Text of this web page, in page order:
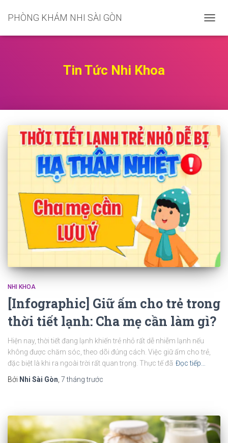
PHÒNG KHÁM NHI SÀI GÒN
ĐỔI
Tin Tức Nhi Khoa
NHI KHOA
[Infographic] Giữ ấm cho trẻ trong
thời tiết lạnh: Cha mẹ cần làm gì?
Hiện nay, thời tiết đang lạnh khiến trẻ nhỏ rất dễ nhiễm lạnh nếu
không được chăm sóc, theo dõi đúng cách. Việc giữ ấm cho trẻ,
đặc biệt là khi ra ngoài trời rất quan trọng. Thực tế đã Đọc tiếp…
Bởi Nhi Sài Gòn 7 thángtrước